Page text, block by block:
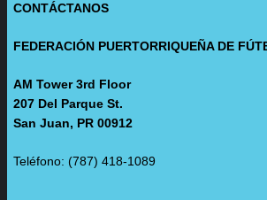
CONTÁCTANOS
FEDERACIÓN PUERTORRIQUEÑA DE
AM Tower 3rd Floor
207 Del Parque St.
San Juan, PR 00912
Teléfono: (787) 418-1089